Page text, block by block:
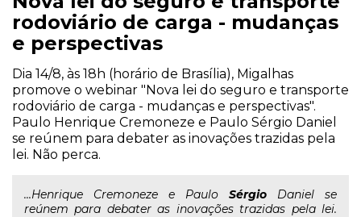
rodoviário de carga - mudanças
e perspectivas
Dia 14/8, às 18h (horário de Brasília), Migalhas
promove o webinar "Nova lei do seguro e transporte
rodoviário de carga - mudanças e perspectivas".
Paulo Henrique Cremoneze e Paulo Sérgio Daniel
se reúnem para debater as inovações trazidas pela
lei. Não perca.
...Henrique Cremoneze e Paulo Sérgio Daniel se
reúnem para debater as inovações trazidas pela lei.